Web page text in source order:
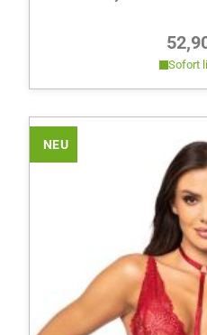
Sofort
NEU